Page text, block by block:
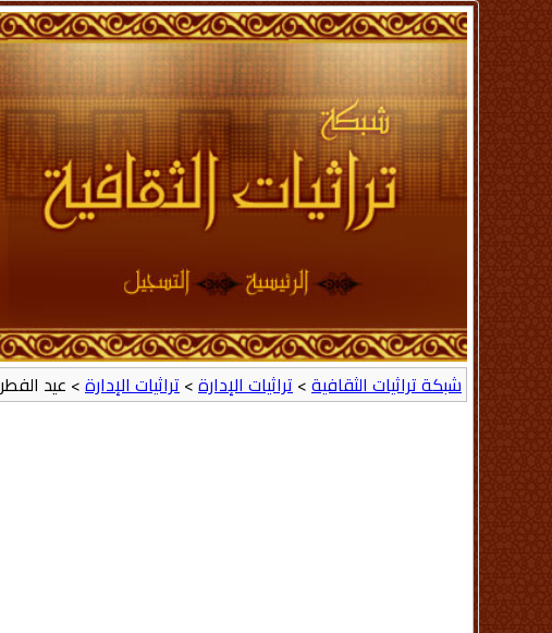
شبكة تراثيات الثقافية>تراثيات الإدارة>تراثيات الإدارة> عيد الفطر 1437هـ